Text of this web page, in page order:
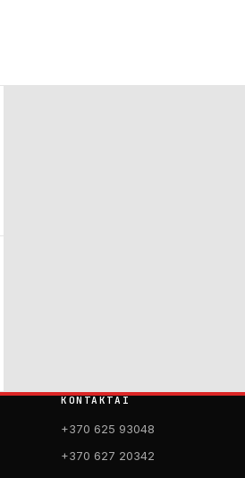
KONTAKTAI
+370 625 93048
+370 627 20342